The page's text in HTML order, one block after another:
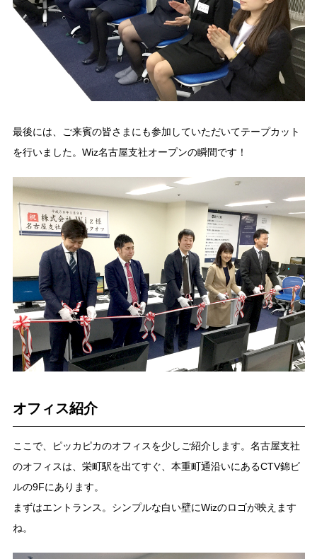
最後には、ご来賓の皆さまにも参加していただいてテープカット
を行いました。Wiz名古屋支社オープンの瞬間です！
オフィス紹介
ここで、ピッカピカのオフィスを少しご紹介します。名古屋支社
のオフィスは、栄町駅を出てすぐ、本重町通沿いにあるCTV錦ビ
ルの9Fにあります。
まずはエントランス。シンプルな白い壁にWizのロゴが映えます
ね。